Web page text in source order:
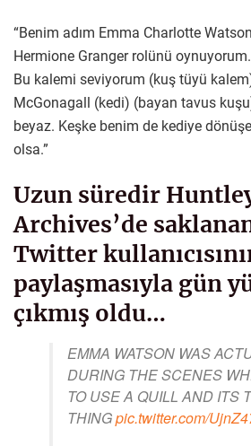
“Benim adım Emma Charlotte
Hermione Granger rolünü
Bu kalemi seviyorum (kuş tüyü
McGonagall (kedi) (bayan tavus
beyaz. Keşke benim de kediye
olsa.”
Uzun süredir
Archives’de
Twitter
paylaşmasıyla gün
çıkmış oldu…
EMMA WATSON WAS
DURING THE SCENES
TO USE A QUILL AND ITS
THINGpic.twitter.com/